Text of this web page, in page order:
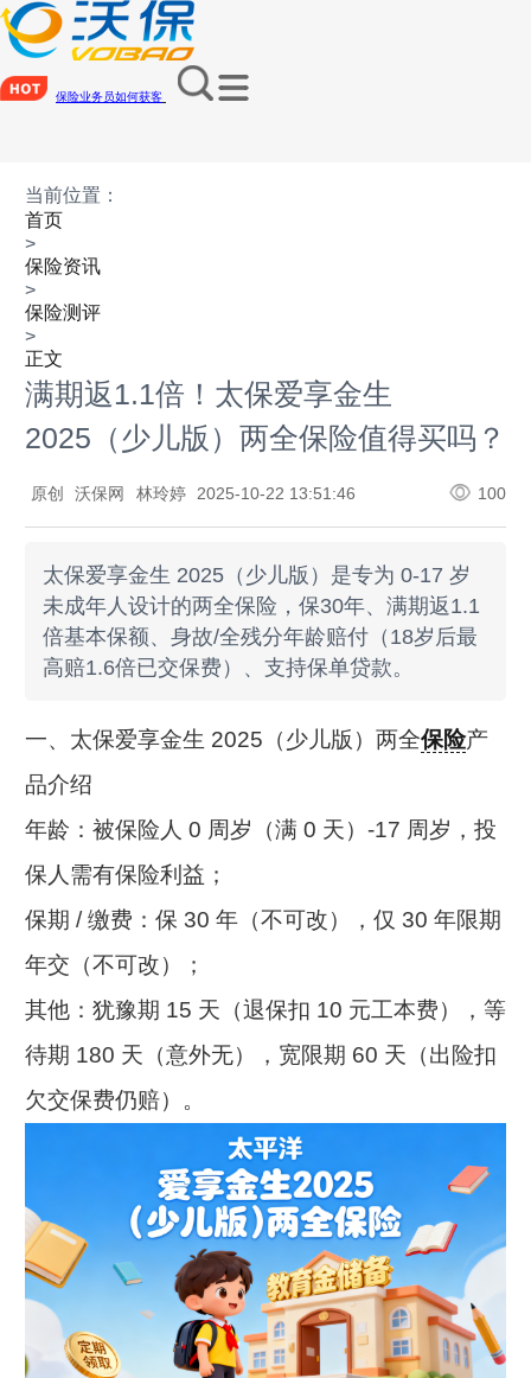
保险业务员如何获客
当前位置：
首页
>
保险资讯
>
保险测评
>
正文
满期返1.1倍！太保爱享金生
2025（少儿版）两全保险值得买吗？
原创 沃保网 林玲婷 2025-10-22 13:51:46 100
太保爱享金生 2025（少儿版）是专为 0-17 岁
未成年人设计的两全保险，保30年、满期返1.1
倍基本保额、身故/全残分年龄赔付（18岁后最
高赔1.6倍已交保费）、支持保单贷款。
一、太保爱享金生 2025（少儿版）两全保险产
品介绍
年龄：被保险人 0 周岁（满 0 天）-17 周岁，投
保人需有保险利益；
保期 / 缴费：保 30 年（不可改），仅 30 年限期
年交（不可改）；
其他：犹豫期 15 天（退保扣 10 元工本费），等
待期 180 天（意外无），宽限期 60 天（出险扣
欠交保费仍赔）。